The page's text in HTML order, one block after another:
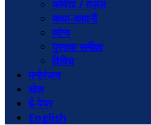
कविता / ग़ज़ल
कथा-कहानी
व्यंग्य
पुस्तक समीक्षा
विविध
मनोरंजन
खेल
ई-पेपर
English